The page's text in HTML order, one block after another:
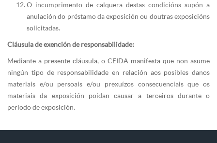
O incumprimento de calquera destas condicións supón a
anulación do préstamo da exposición ou doutras exposicións
solicitadas.
Cláusula de exención de responsabilidade:
Mediante a presente cláusula, o CEIDA manifesta que non asume
ningún tipo de responsabilidade en relación aos posibles danos
materiais e/ou persoais e/ou prexuízos consecuenciais que os
materiais da exposición poidan causar a terceiros durante o
período de exposición.